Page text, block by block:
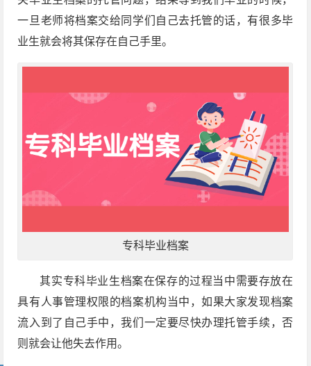
一旦老师将档案交给同学们自己去托管的话，有很多毕
业生就会将其保存在自己手里。
专科毕业档案
其实专科毕业生档案在保存的过程当中需要存放在
具有人事管理权限的档案机构当中，如果大家发现档案
流入到了自己手中，我们一定要尽快办理托管手续，否
则就会让他失去作用。